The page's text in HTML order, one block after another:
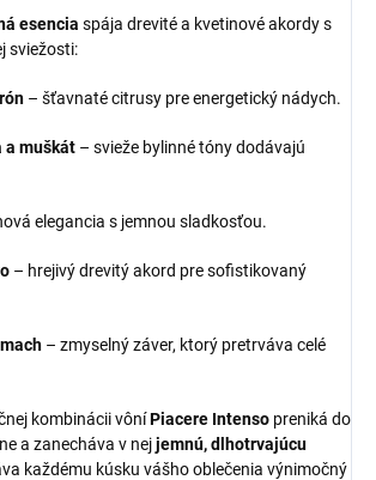
esencia spája drevité a kvetinové akordy s
sviežosti:
– šťavnaté citrusy pre energetický nádych.
a muškát – svieže bylinné tóny dodávajú
elegancia s jemnou sladkosťou.
– hrejivý drevitý akord pre sofistikovaný
– zmyselný záver, ktorý pretrváva celé
kombinácii vôníPiacere Intenso preniká do
a zanecháva v nejjemnú, dlhotrvajúcu
každému kúsku vášho oblečenia výnimočný